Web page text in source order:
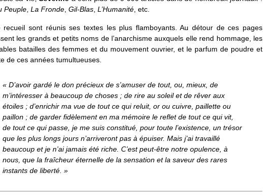
Peuple La Fronde Gil-Blas L’Humanité , etc.
recueil sont réunis ses textes les plus flamboyants. Au détour de ces pages
les grands et petits noms de l’anarchisme auxquels elle rend hommage, les
batailles des femmes et du mouvement ouvrier, et le parfum de poudre et
de ces années tumultueuses.
« D’avoir gardé le don précieux de s’amuser de tout, ou, mieux, de
m’intéresser à beaucoup de choses ; de rire au soleil et de rêver aux
étoiles ; d’enrichir ma vue de tout ce qui reluit, or ou cuivre, paillette ou
paillon ; de garder fidèlement en ma mémoire le reflet de tout ce qui vit,
de tout ce qui passe, je me suis constitué, pour toute l’existence, un trésor
que les plus longs jours n’arriveront pas à épuiser. Mais j’ai travaillé
beaucoup et je n’ai jamais été riche. C’est peut-être notre opulence, à
nous, que la fraîcheur éternelle de la sensation et la saveur des rares
instants de liberté. »